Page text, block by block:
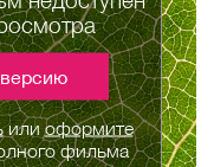
илиоформите
фильма